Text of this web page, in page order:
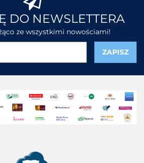
DO NEWSLETTERA
ze wszystkimi nowościami!